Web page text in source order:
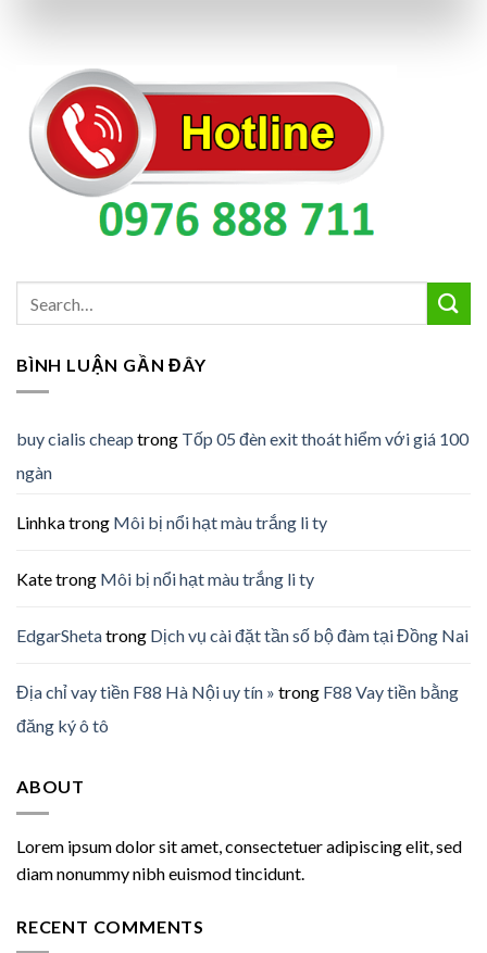
BÌNH LUẬN GẦN ĐÂY
buy cialis cheap trong Tốp 05 đèn exit thoát hiểm với giá 100
ngàn
Linhkatrong Môi bị nổi hạt màu trắng li ty
Katetrong Môi bị nổi hạt màu trắng li ty
EdgarShetatrong Dịch vụ cài đặt tần số bộ đàm tại Đồng Nai
Địa chỉ vay tiền F88 Hà Nội uy tín » trong F88 Vay tiền bằng
đăng ký ô tô
ABOUT
Lorem ipsum dolor sit amet, consectetuer adipiscing elit, sed
diam nonummy nibh euismod tincidunt.
RECENT COMMENTS